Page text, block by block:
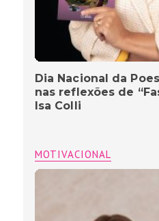
Dia Nacional da
nas reflexões de
Isa Colli
MOTIVACIONAL